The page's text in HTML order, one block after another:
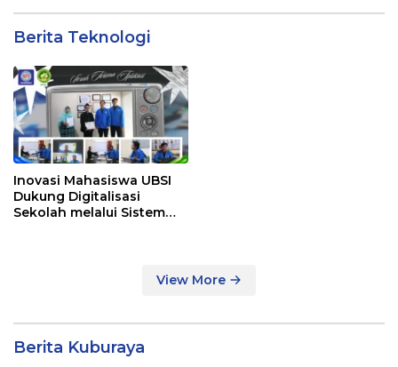
Berita Teknologi
Inovasi Mahasiswa UBSI
Dukung Digitalisasi
Sekolah melalui Sistem
View More
Berita Kuburaya